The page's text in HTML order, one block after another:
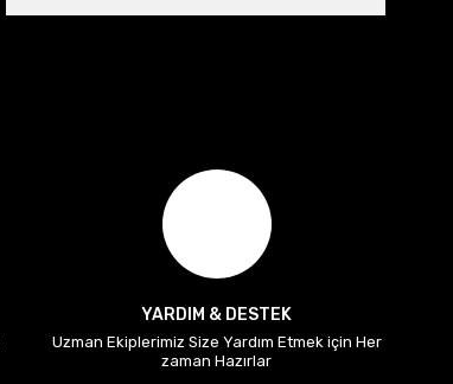
YARDIM & DESTEK
Uzman Ekiplerimiz Size Yardım Etmek için Her
zaman Hazırlar